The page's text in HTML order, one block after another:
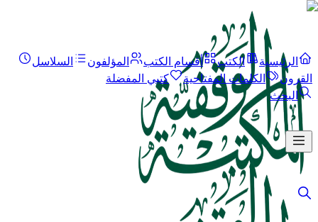
الرئيسية الكتب أقسام الكتب المؤلفون
السلاسل
القرون
الكلمات المفتاحية
كتبي المفضلة
البحث